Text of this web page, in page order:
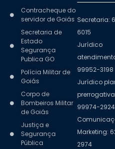
Contracheque do
servidor de Goiás
Secretaria de
Estado
Segurança
Publica GO
Polícia Militar de
Goiás
Corpo de
Bombeiros Militar
de Goiás
Justiça e
Segurança
Pública
Secretaria:
6015
Jurídico
99952-3198
Jurídico
99974-2924
Marketing:
2974